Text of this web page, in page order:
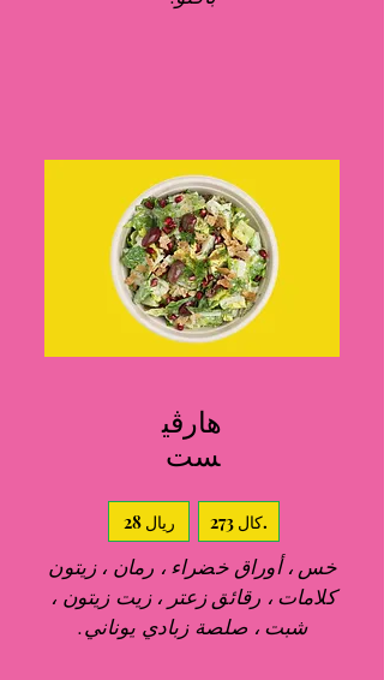
هارڤي
ست
28 ريال 273 كال.
خس ، أوراق خضراء ، رمان ، زيتون
كلامات ، رقائق زعتر ، زيت زيتون ،
شبت ، صلصة زبادي يوناني.